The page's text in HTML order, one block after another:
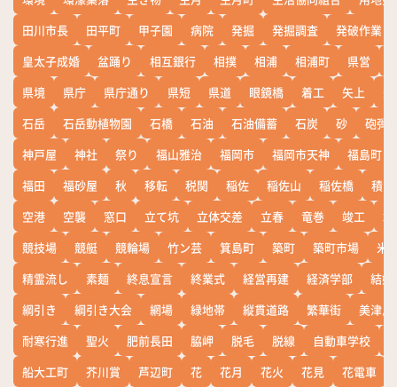
田川市長
田平町 甲子園 病院 発掘 発掘調査
発破作業
皇太子成婚
盆踊り 相互銀行 相撲 相浦 相浦町 県営
県境
県庁 県庁通り 県短 県道 眼鏡橋 着工 矢上
石岳
石岳動植物園 石橋 石油 石油備蓄 石炭 砂
砲弾
神戸屋
神社 祭り 福山雅治 福岡市 福岡市天神
福島町
福田
福砂屋 秋 移転 税関 稲佐 稲佐山 稲佐橋
積雪
空港
空襲 窓口 立て坑 立体交差 立春 竜巻 竣工
競技場
競艇 競輪場 竹ン芸 箕島町 築町 築町市場
米
精霊流し
素麺 終息宣言 終業式 経営再建 経済学部
結婚
綱引き
綱引き大会 網場 緑地帯 縦貫道路 繁華街
美津島
耐寒行進
聖火 肥前長田 脇岬 脱毛 脱線 自動車学校
船大工町
芥川賞 芦辺町 花 花月 花火 花見 花電車